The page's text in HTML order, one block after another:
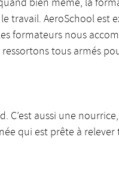
travail. AeroSchool est
formateurs nous
tous armés
C’est aussi une
qui est prête à relever